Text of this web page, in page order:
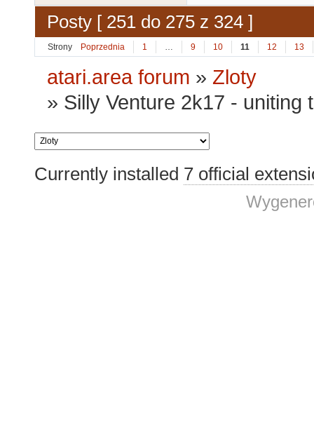
Posty [ 251 do 275 z 324 ]
Strony Poprzednia 1 … 9 10 11 12 13
atari.area forum » Zloty
» Silly Venture 2k17 - uniting
Currently installed 7 official